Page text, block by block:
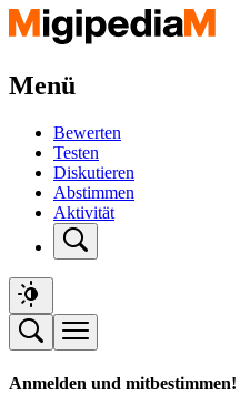
Menü
Bewerten
Testen
Diskutieren
Abstimmen
Aktivität
Anmelden und mitbestimmen!